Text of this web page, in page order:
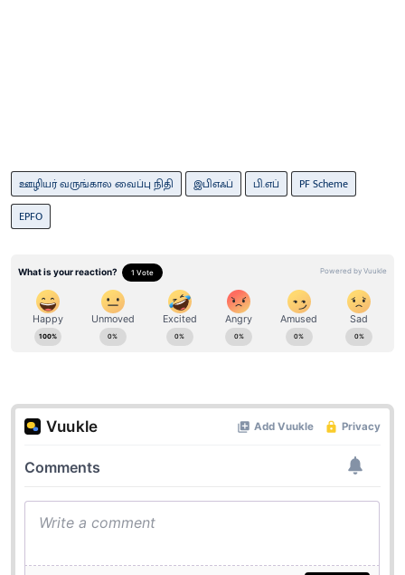
ஊழியர் வருங்கால வைப்பு நிதி இபிஎஃப் பி.எப்
PF Scheme
EPFO